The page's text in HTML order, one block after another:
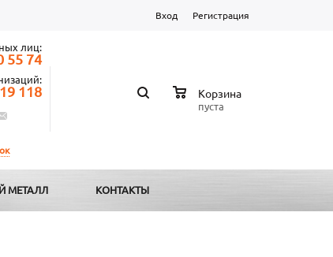
Вход Регистрация
лиц:
55 74
118 Корзина
пуста
МЕТАЛЛ КОНТАКТЫ